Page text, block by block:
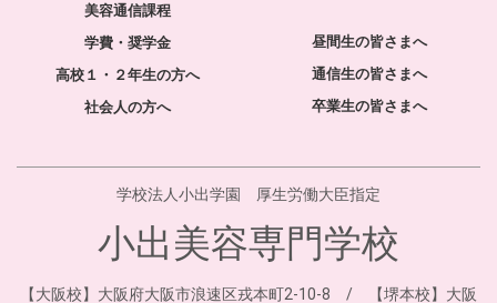
美容通信課程
学費・奨学金
高校１・２年生の方へ
社会人の方へ
昼間生の皆さまへ
通信生の皆さまへ
卒業生の皆さまへ
学校法人小出学園 厚生労働大臣指定
小出美容専門学校
【大阪校】大阪府大阪市浪速区戎本町2-10-8 / 【堺本校】大阪